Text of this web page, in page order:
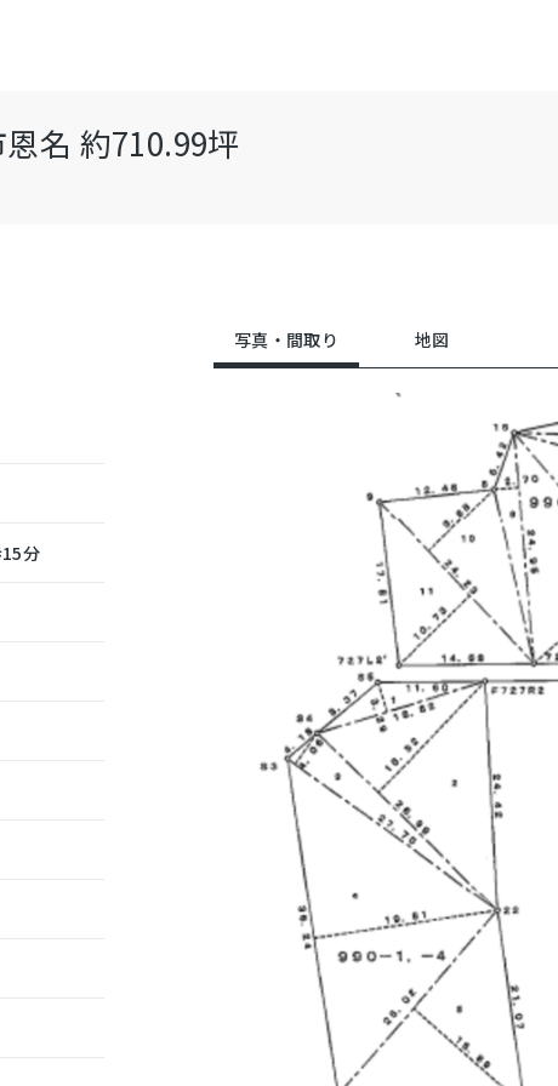
名 約710.99坪
写真・間取り 地図
分